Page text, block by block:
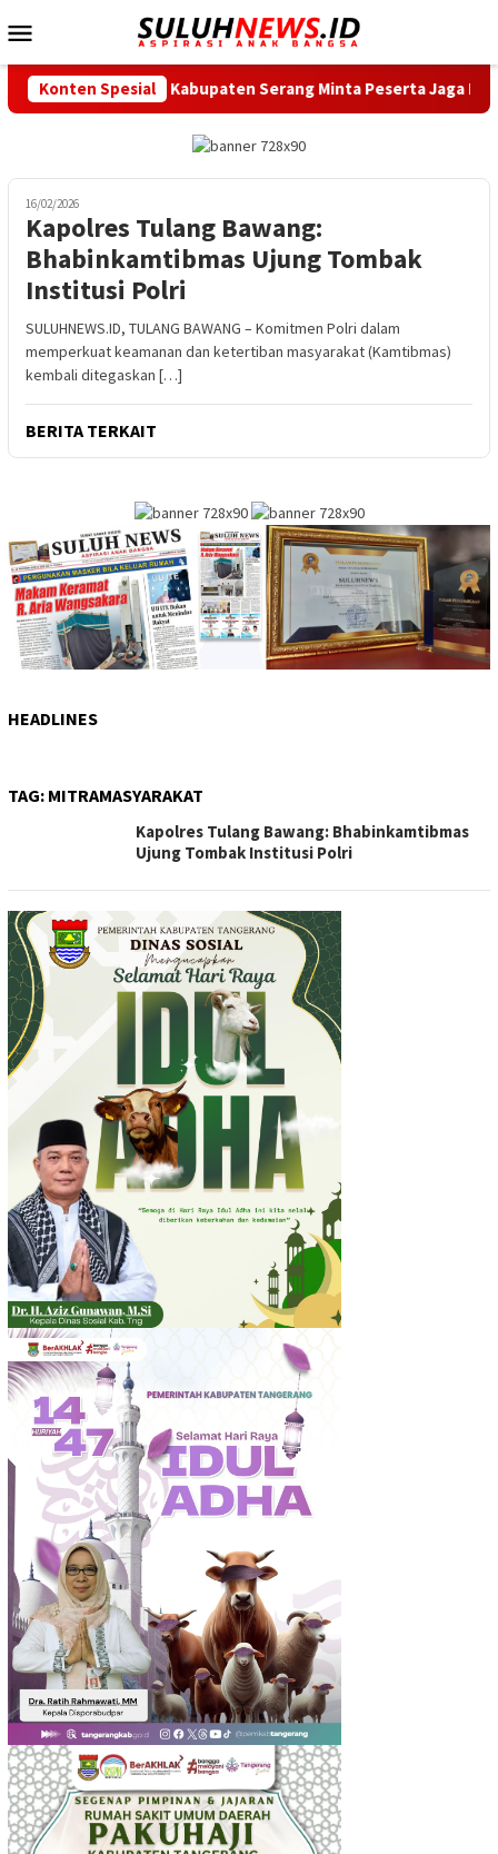
ke
Mobile
Konten Spesial
Sekda Kabupaten Serang Minta Peserta Jaga Mental dan
16/02/2026
Kapolres Tulang Bawang:
Bhabinkamtibmas Ujung Tombak
Institusi Polri
SULUHNEWS.ID, TULANG BAWANG – Komitmen Polri dalam
memperkuat keamanan dan ketertiban masyarakat (Kamtibmas)
kembali ditegaskan […]
BERITA TERKAIT
HEADLINES
TAG: MITRAMASYARAKAT
Kapolres Tulang Bawang: Bhabinkamtibmas
Ujung Tombak Institusi Polri